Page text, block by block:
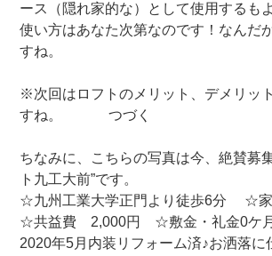
ース（隠れ家的な）として使用するもよ
使い方はあなた次第なのです！なんだ
すね。
※次回はロフトのメリット、デメリッ
すね。 つづく
ちなみに、こちらの写真は今、絶賛募
ト九工大前”です。
☆九州工業大学正門より徒歩6分 ☆
☆共益費 2,000円 ☆敷金・礼金0ケ月
2020年5月内装リフォーム済♪お洒落に